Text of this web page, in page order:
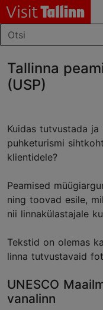
Tallinna
(USP)
Kuidas tutvustada
puhketurismi
klientidele?
Peamised
ning toovad esile,
nii linnakülastajale
Tekstid on olemas ka
linna tutvustavaid
UNESCO
vanalinn